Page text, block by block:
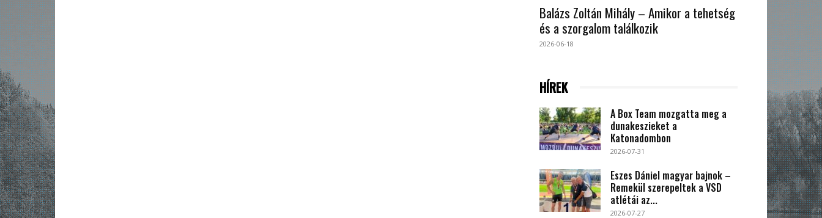
Balázs Zoltán Mihály – Amikor a tehetség
és a szorgalom találkozik
2026-06-18
HÍREK
A Box Team mozgatta meg a
dunakeszieket a
Katonadombon
2026-07-31
Eszes Dániel magyar bajnok –
Remekül szerepeltek a VSD
atlétái az...
2026-07-27